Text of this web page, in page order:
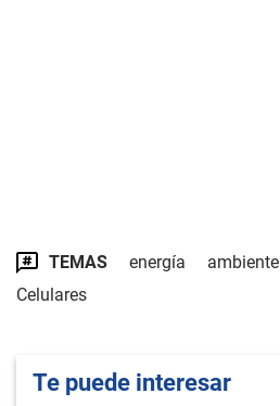
TEMAS energía ambiente
Celulares
Te puede interesar